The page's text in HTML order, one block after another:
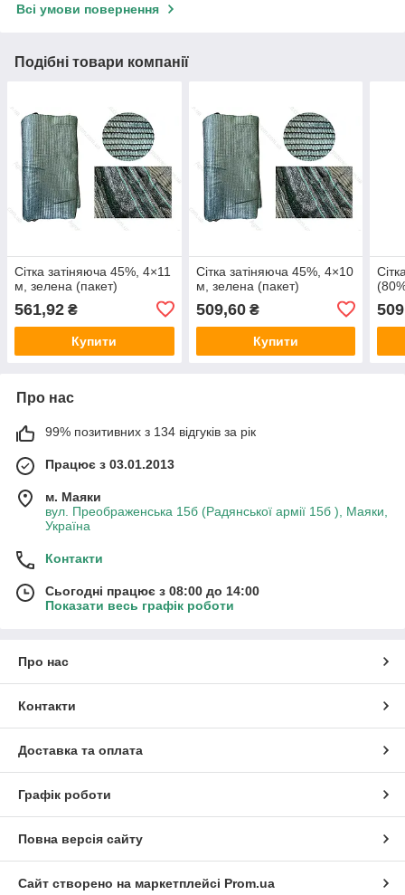
Всі умови повернення
Подібні товари компанії
Сітка затіняюча 45%, 4×11
м, зелена (пакет)
561,92 ₴
Купити
Сітка затіняюча 45%, 4×10
м, зелена (пакет)
509,60₴
Купити
Про нас
99% позитивних з 134 відгуків за рік
Працює з 03.01.2013
м. Маяки
вул. Преображенська 15б (Радянської армії 15б ), Маяки,
Україна
Контакти
Сьогодні працює з 08:00 до 14:00
Показати весь графік роботи
Про нас
Контакти
Доставка та оплата
Графік роботи
Повна версія сайту
Сайт створено на маркетплейсі Prom.ua